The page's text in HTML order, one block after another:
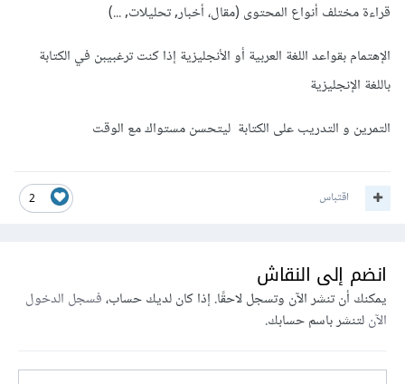
قراءة مختلف أنواع المحتوى (مقال، أخبار, تحليلات, ...)
الإهتمام بقواعد اللغة العربية أو الأنجليزية إذا كنت ترغبيبن في الكتابة
باللغة الإنجليزية
التمرين و التدريب على الكتابة ليتحسن مستواك مع الوقت
2 اقتباس
انضم إلى النقاش
يمكنك أن تنشر الآن وتسجل لاحقًا. إذا كان لديك حساب،فسجل الدخول
الآنلتنشر باسم حسابك.